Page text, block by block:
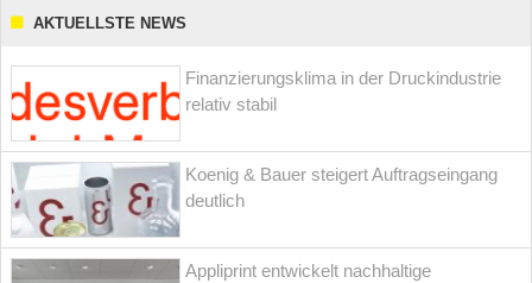
AKTUELLSTE NEWS
Finanzierungsklima in der Druckindustrie
relativ stabil
Koenig & Bauer steigert Auftragseingang
deutlich
Appliprint entwickelt nachhaltige